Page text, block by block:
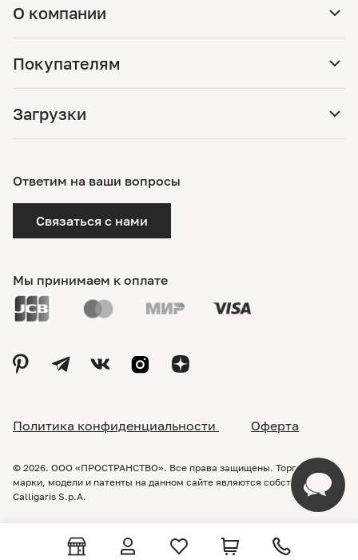
О компании
Покупателям
Загрузки
Мы принимаем к оплате
Ответим на ваши вопросы
Связаться с нами
© 2026. ООО «ПРОСТРАНСТВО». Все права защищены. Торговые
марки, модели и патенты на данном сайте являются собственностью
Calligaris S.p.A.
Политика конфиденциальности Оферта